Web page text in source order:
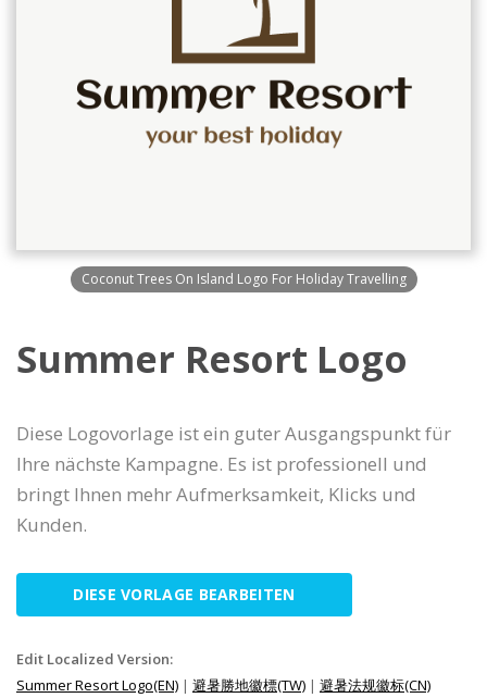
Coconut Trees On Island Logo For Holiday Travelling
Summer Resort Logo
Diese Logovorlage ist ein guter Ausgangspunkt für
Ihre nächste Kampagne. Es ist professionell und
bringt Ihnen mehr Aufmerksamkeit, Klicks und
Kunden.
DIESE VORLAGE BEARBEITEN
Edit Localized Version:
Summer Resort Logo(EN) | 避暑勝地徽標(TW) | 避暑法规徽标(CN)